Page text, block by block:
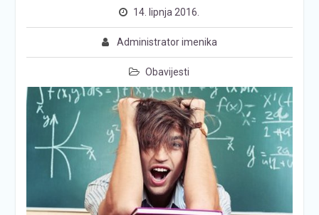
14. lipnja 2016.
Administrator imenika
Obavijesti